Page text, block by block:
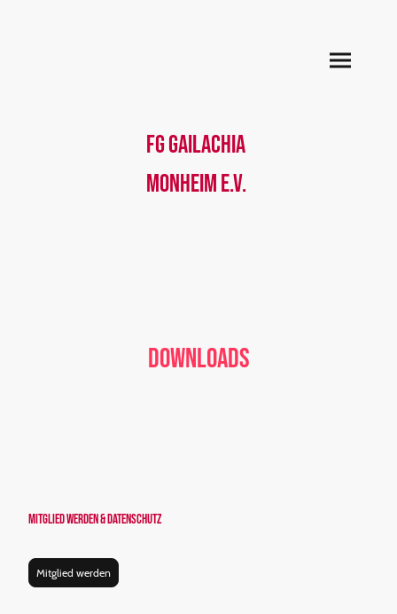
FG Gailachia
Monheim e.V.
Downloads
Mitglied werden & Datenschutz
Mitglied werden